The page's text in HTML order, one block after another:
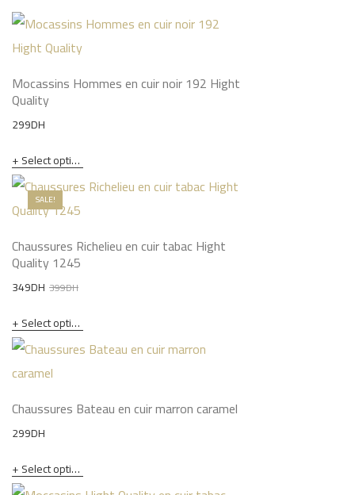
Mocassins Hommes en cuir noir 192 Hight
Quality
299DH
Select options
SALE!
Chaussures Richelieu en cuir tabac Hight
Quality 1245
399DHOriginal
was:
399DH.
349DH
Current
is:
349DH.
Select options
Chaussures Bateau en cuir marron caramel
299DH
Select options